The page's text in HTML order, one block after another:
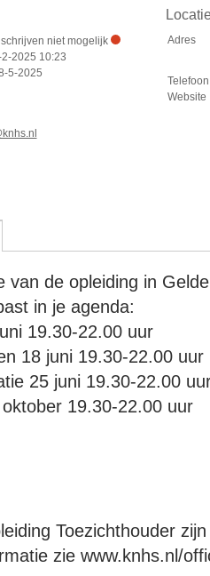
niet mogelijk
2025 10:23
5-2025
Adres
Telefoon
Website
van de opleiding in
in je agenda:
19.30-22.00 uur
18 juni 19.30-22.00 uur
25 juni 19.30-22.00
19.30-22.00 uur
Toezichthouder
zie www.knhs.nl/